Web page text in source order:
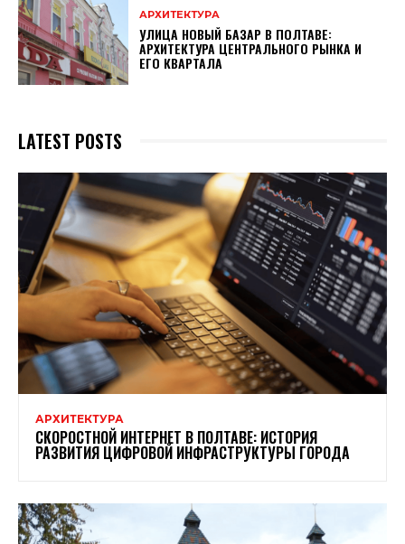
АРХИТЕКТУРА
УЛИЦА НОВЫЙ БАЗАР В ПОЛТАВЕ:
АРХИТЕКТУРА ЦЕНТРАЛЬНОГО РЫНКА И
ЕГО КВАРТАЛА
LATEST POSTS
АРХИТЕКТУРА
СКОРОСТНОЙ ИНТЕРНЕТ В ПОЛТАВЕ: ИСТОРИЯ
РАЗВИТИЯ ЦИФРОВОЙ ИНФРАСТРУКТУРЫ ГОРОДА